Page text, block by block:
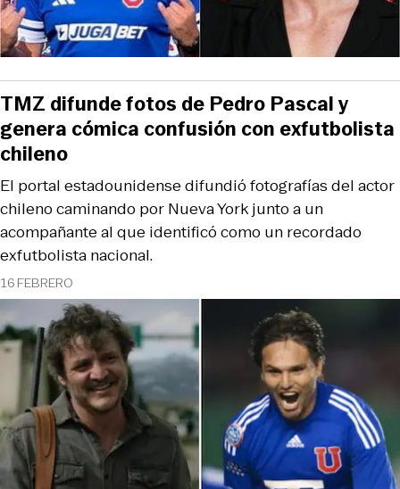
16 FEBRERO
El portal estadounidense difundió fotografías del actor
chileno caminando por Nueva York junto a un
acompañante al que identificó como un recordado
exfutbolista nacional.
TMZ difunde fotos de Pedro Pascal y
genera cómica confusión con exfutbolista
chileno